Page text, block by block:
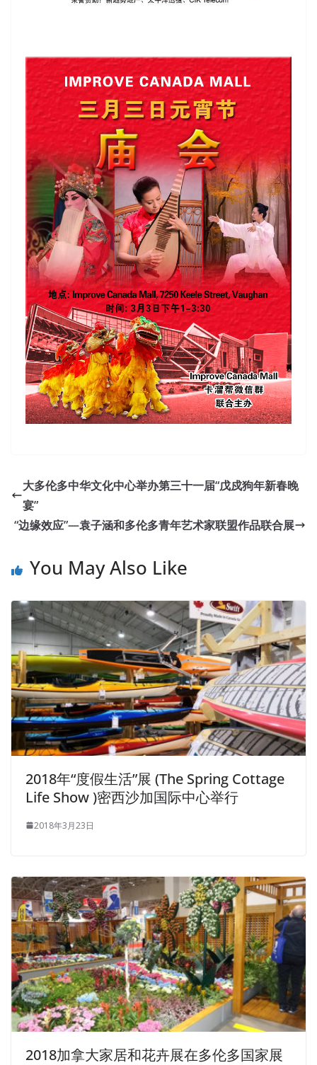
大多伦多中华文化中心举办第三十一届“戊戍狗年新春晚
宴”
“边缘效应”—袁子涵和多伦多青年艺术家联盟作品联合展
You May Also Like
2018年“度假生活”展 (The Spring Cottage
Life Show )密西沙加国际中心举行
2018年3月23日
2018加拿大家居和花卉展在多伦多国家展